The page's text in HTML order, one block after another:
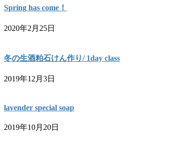
Spring has come！
2020年2月25日
冬の生酒粕石けん作り/ 1day class
2019年12月3日
lavender special soap
2019年10月20日